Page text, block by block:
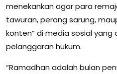
menekankan agar para
tawuran, perang sarung,
konten” di media sosial
pelanggaran hukum.
“Ramadhan adalah bulan